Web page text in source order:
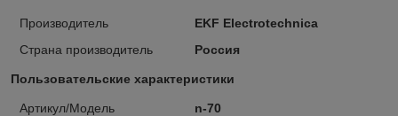
Производитель
EKF Electrotechnica
Страна производитель
Россия
Пользовательские характеристики
Артикул/Модель
n-70